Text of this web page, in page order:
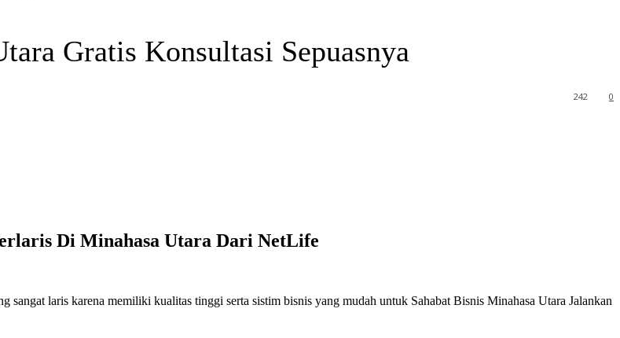
Gratis Konsultasi Sepuasnya
0
242
Di Minahasa Utara Dari NetLife
sangat laris karena memiliki kualitas tinggi serta sistim bisnis yang mudah untuk Sahabat Bisnis Minahasa Utara Jalankan